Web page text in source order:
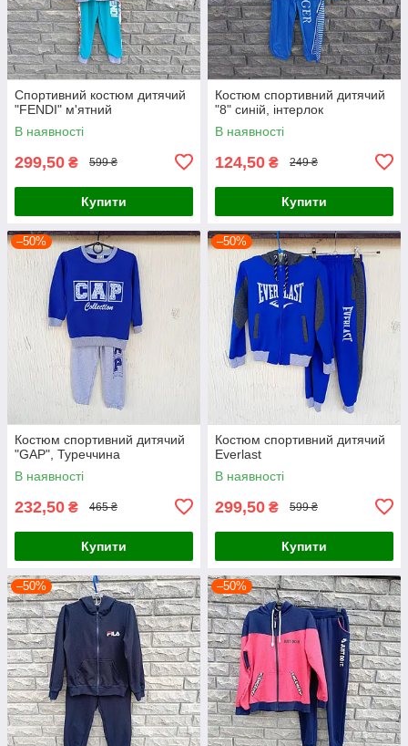
Спортивний костюм дитячий
"FENDI" м'ятний
В наявності
299,50 ₴ 599 ₴
Купити
Костюм спортивний дитячий
"8" синій, інтерлок
В наявності
124,50 ₴ 249 ₴
Купити
–50%
Костюм спортивний дитячий
"GAP", Туреччина
В наявності
232,50 ₴ 465 ₴
Купити
–50%
Костюм спортивний дитячий
Everlast
В наявності
299,50 ₴ 599 ₴
Купити
–50% –50%